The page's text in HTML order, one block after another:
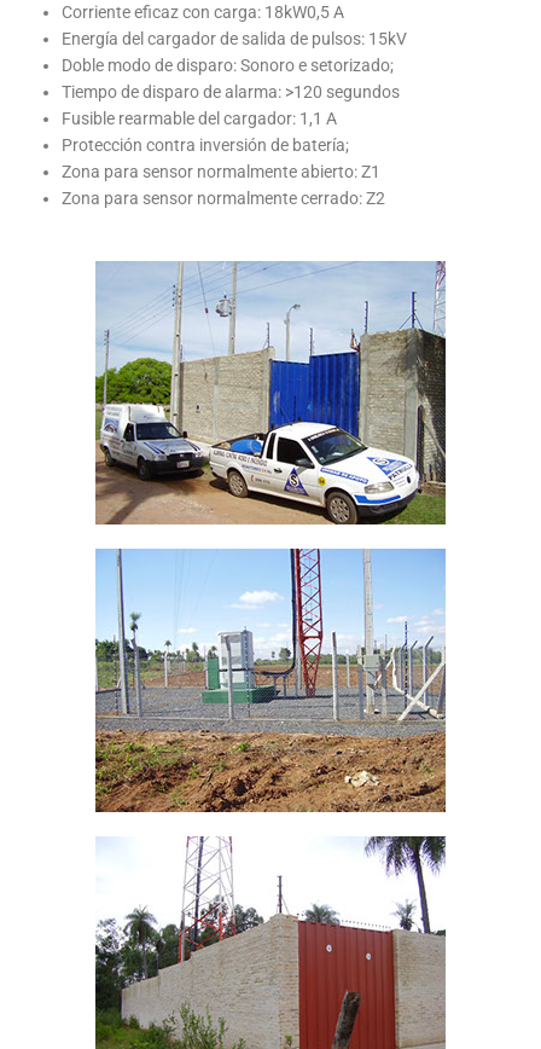
Corriente eficaz con carga: 18kW0,5 A
Energía del cargador de salida de pulsos: 15kV
Doble modo de disparo: Sonoro e setorizado;
Tiempo de disparo de alarma: >120 segundos
Fusible rearmable del cargador: 1,1 A
Protección contra inversión de batería;
Zona para sensor normalmente abierto: Z1
Zona para sensor normalmente cerrado: Z2